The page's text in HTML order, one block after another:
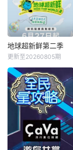
地球超新鲜第二季
更新至20260805期